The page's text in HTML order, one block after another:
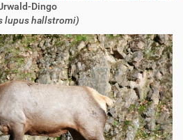
Dingo
lupus hallstromi)